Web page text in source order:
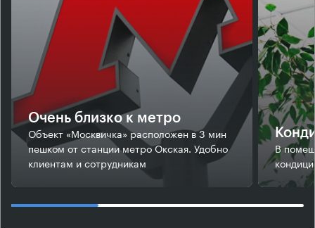
Очень близко к метро
Объект «Москвичка» расположен в 3 мин
пешком от станции метро Окская. Удобно
клиентам и сотрудникам
В